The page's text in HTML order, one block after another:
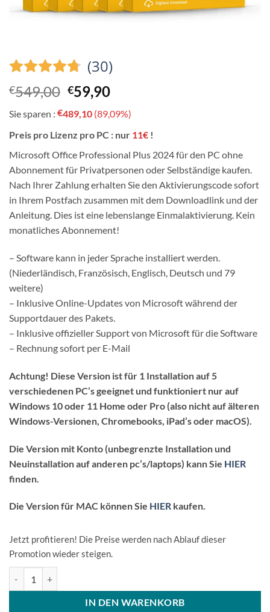
(30)
€549,00 Ursprünglicher
Preis
war:
€549,00.
€59,90Aktueller
Preis
ist:
€59,90.
Sie sparen : €489,10 (89,09%)
Preis pro Lizenz pro PC : nur 11€ !
Microsoft Office Professional Plus 2024 für den PC ohne
Abonnement für Privatpersonen oder Selbständige kaufen.
Nach Ihrer Zahlung erhalten Sie den Aktivierungscode sofort
in Ihrem Postfach zusammen mit dem Downloadlink und der
Anleitung. Dies ist eine lebenslange Einmalaktivierung. Kein
monatliches Abonnement!
– Software kann in jeder Sprache installiert werden.
(Niederländisch, Französisch, Englisch, Deutsch und 79
weitere)
– Inklusive Online-Updates von Microsoft während der
Supportdauer des Pakets.
– Inklusive offizieller Support von Microsoft für die Software
– Rechnung sofort per E-Mail
Achtung! Diese Version ist für 1 Installation auf 5
verschiedenen PC’s geeignet und funktioniert nur auf
Windows 10 oder 11 Home oder Pro (also nicht auf älteren
Windows-Versionen, Chromebooks, iPad’s oder macOS).
Die Version mit Konto (unbegrenzte Installation und
Neuinstallation auf anderen pc’s/laptops) kann Sie HIER
finden.
Die Version für MAC können Sie HIER kaufen.
Jetzt profitieren! Die Preise werden nach Ablauf dieser
Promotion wieder steigen.
IN DEN WARENKORB